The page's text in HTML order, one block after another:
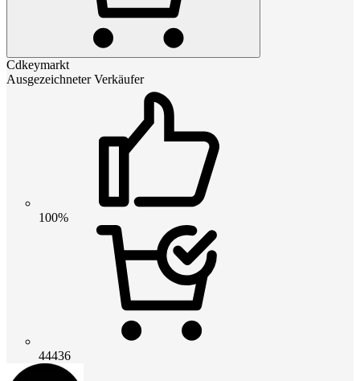
Cdkeymarkt
Ausgezeichneter Verkäufer
100%
44436